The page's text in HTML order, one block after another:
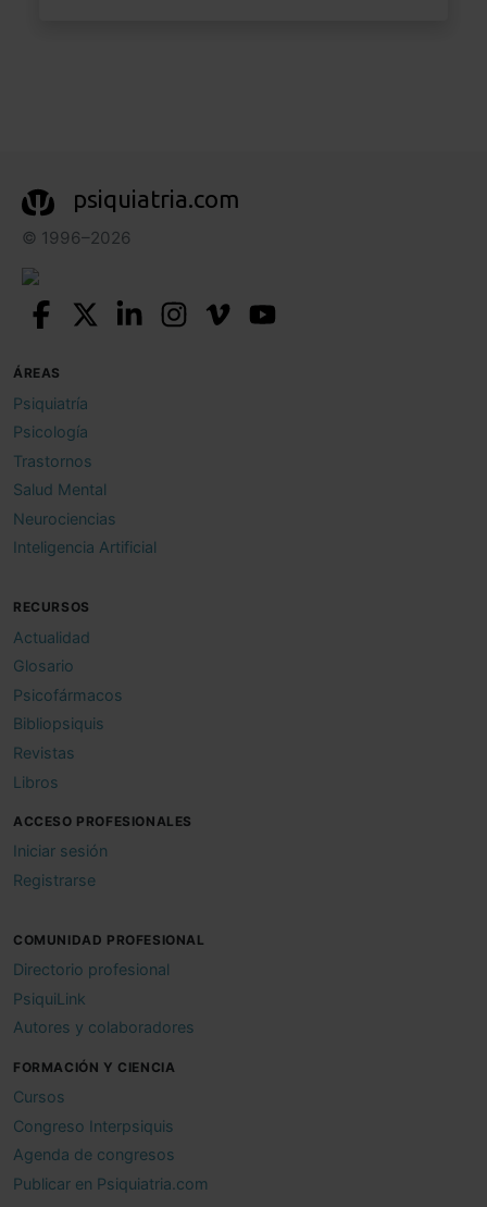
psiquiatria.com
© 1996–2026
ÁREAS
Psiquiatría
Psicología
Trastornos
Salud Mental
Neurociencias
Inteligencia Artificial
RECURSOS
Actualidad
Glosario
Psicofármacos
Bibliopsiquis
Revistas
Libros
ACCESO PROFESIONALES
Iniciar sesión
Registrarse
COMUNIDAD PROFESIONAL
Directorio profesional
PsiquiLink
Autores y colaboradores
FORMACIÓN Y CIENCIA
Cursos
Congreso Interpsiquis
Agenda de congresos
Publicar en Psiquiatria.com